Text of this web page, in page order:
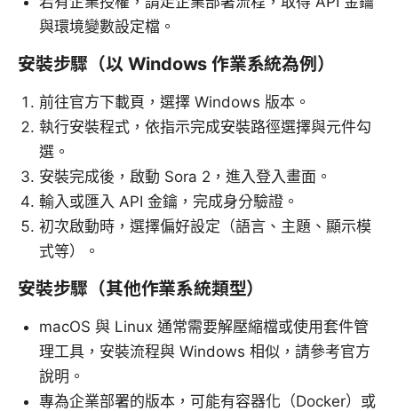
與環境變數設定檔。
安裝步驟（以 Windows 作業系統為例）
前往官方下載頁，選擇 Windows 版本。
執行安裝程式，依指示完成安裝路徑選擇與元件勾
選。
安裝完成後，啟動 Sora 2，進入登入畫面。
輸入或匯入 API 金鑰，完成身分驗證。
初次啟動時，選擇偏好設定（語言、主題、顯示模
式等）。
安裝步驟（其他作業系統類型）
macOS 與 Linux 通常需要解壓縮檔或使用套件管
理工具，安裝流程與 Windows 相似，請參考官方
說明。
專為企業部署的版本，可能有容器化（Docker）或